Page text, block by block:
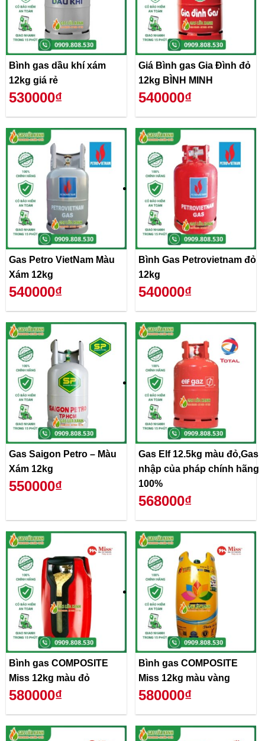
Bình gas dầu khí xám
12kg giá rẻ
530000₫
Giá Bình gas Gia Đình đỏ
12kg BÌNH MINH
540000₫
Gas Petro VietNam Màu
Xám 12kg
540000₫
Bình Gas Petrovietnam đỏ
12kg
540000₫
Gas Saigon Petro – Màu
Xám 12kg
550000₫
Gas Elf 12.5kg màu đỏ,Gas
nhập của pháp chính hãng
100%
568000₫
Bình gas COMPOSITE
Miss 12kg màu đỏ
580000₫
Bình gas COMPOSITE
Miss 12kg màu vàng
580000₫